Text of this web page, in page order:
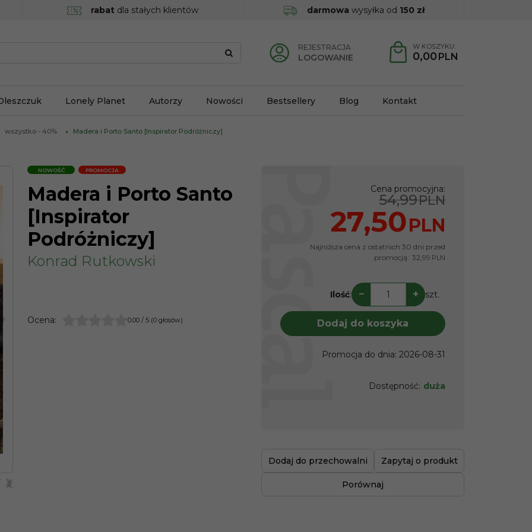
rabat dla stałych klientów darmowa wysyłka od 150 zł
REJESTRACJA
LOGOWANIE
W KOSZYKU:
0,00 PLN
Lonely Planet Autorzy Nowości Bestsellery Blog Kontakt
wszystko - 40% Madera i Porto Santo [Inspirator Podróżniczy]
NOWOŚĆ PROMOCJA
Madera i Porto Santo
[Inspirator
Podróżniczy]
Konrad Rutkowski
Ocena: 0.00 / 5 (0 głosów)
Cena promocyjna:
54,99PLN
27,50PLN
Najniższa cena z ostatnich 30 dni przed
promocją: 32,99 PLN
Ilość: − + szt.
Dodaj do koszyka
Promocja do dnia: 2026-08-31
Dostępność: duża
Dodaj do przechowalni Zapytaj o produkt
Porównaj